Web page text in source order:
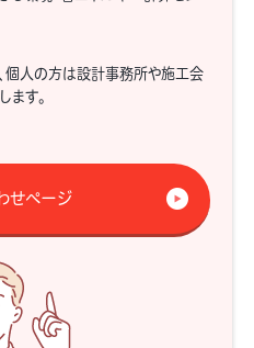
個人の方は設計事務所や施工会
ます。
せページ